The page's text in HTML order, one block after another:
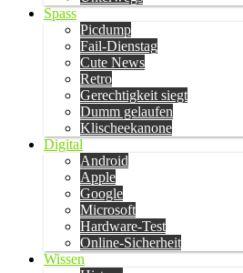
Spass
Picdump
Fail-Dienstag
Cute News
Retro
Gerechtigkeit siegt
Dumm gelaufen
Klischeekanone
Digital
Android
Apple
Google
Microsoft
Hardware-Test
Online-Sicherheit
Wissen